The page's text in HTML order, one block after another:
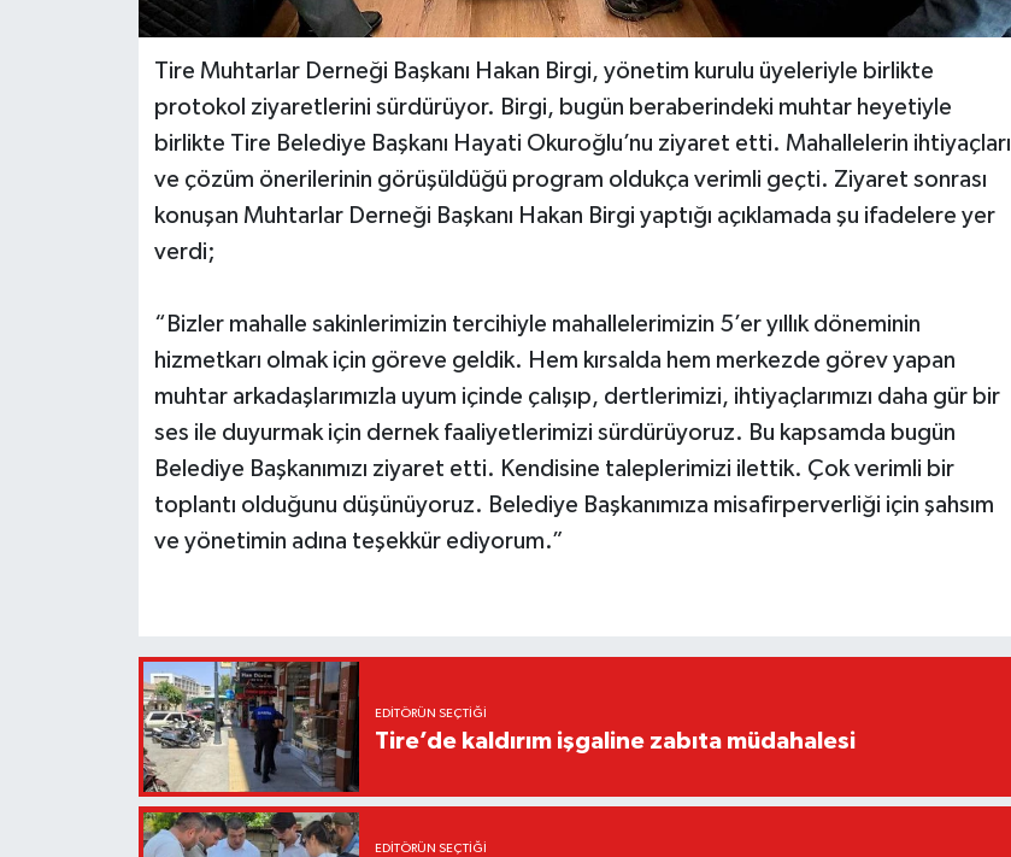
Tire Muhtarlar Derneği Başkanı Hakan Birgi, yönetim kurulu üyeleriyle birlikte
protokol ziyaretlerini sürdürüyor. Birgi, bugün beraberindeki muhtar heyetiyle
birlikte Tire Belediye Başkanı Hayati Okuroğlu’nu ziyaret etti. Mahallelerin ihtiyaçları
ve çözüm önerilerinin görüşüldüğü program oldukça verimli geçti. Ziyaret sonrası
konuşan Muhtarlar Derneği Başkanı Hakan Birgi yaptığı açıklamada şu ifadelere yer
verdi;
“Bizler mahalle sakinlerimizin tercihiyle mahallelerimizin 5’er yıllık döneminin
hizmetkarı olmak için göreve geldik. Hem kırsalda hem merkezde görev yapan
muhtar arkadaşlarımızla uyum içinde çalışıp, dertlerimizi, ihtiyaçlarımızı daha gür bir
ses ile duyurmak için dernek faaliyetlerimizi sürdürüyoruz. Bu kapsamda bugün
Belediye Başkanımızı ziyaret etti. Kendisine taleplerimizi ilettik. Çok verimli bir
toplantı olduğunu düşünüyoruz. Belediye Başkanımıza misafirperverliği için şahsım
ve yönetimin adına teşekkür ediyorum.”
EDITÖRÜN SEÇTIĞI
Tire’de kaldırım işgaline zabıta müdahalesi
EDITÖRÜN SEÇTIĞI